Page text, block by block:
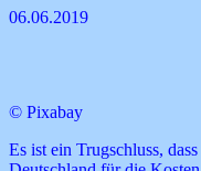
06.06.2019
© Pixabay
Es ist ein Trugschluss,